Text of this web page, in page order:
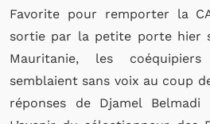
Favorite pour remporter la
sortie par la petite porte hier
Mauritanie, les
semblaient sans voix au coup
réponses de Djamel